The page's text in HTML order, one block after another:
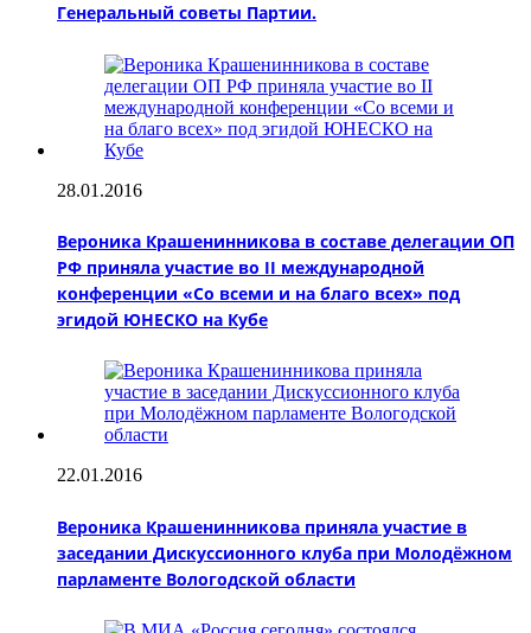
Генеральный советы Партии.
28.01.2016
Вероника Крашенинникова в составе делегации ОП
РФ приняла участие во II международной
конференции «Со всеми и на благо всех» под
эгидой ЮНЕСКО на Кубе
22.01.2016
Вероника Крашенинникова приняла участие в
заседании Дискуссионного клуба при Молодёжном
парламенте Вологодской области